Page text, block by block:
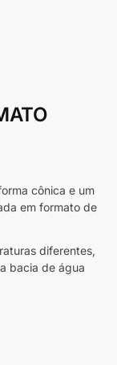
cônica e um
em formato de
diferentes,
bacia de água